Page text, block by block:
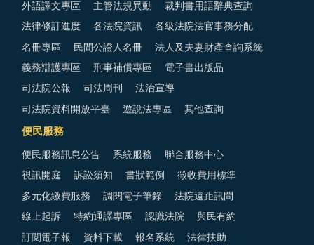
外語譯文專區 主管法規異動 裁判書用語辭典查詢
法律修訂進度 各法院資訊 各級法院法官事務分配
名冊專區 民間公證人名冊 法人及夫妻財產查詢系統
義務辯護專區 刑事補償專區 電子書出版品
司法院公報 司法周刊 法治宣導
司法院資料開放平臺 遊說法專區 其他查詢
便民服務
便民服務訊息公告 系統服務 聯合服務中心
視訊開庭 訴訟須知 書狀範例 徵收費用標準
多元化繳費服務 調閱電子筆錄 法院遠距訊問
線上起訴 特約通譯專區 認識法院 與民有約
訂閱電子報 資料下載 報名系統 法律扶助